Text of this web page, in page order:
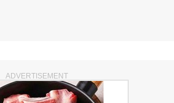
ADVERTISEMENT